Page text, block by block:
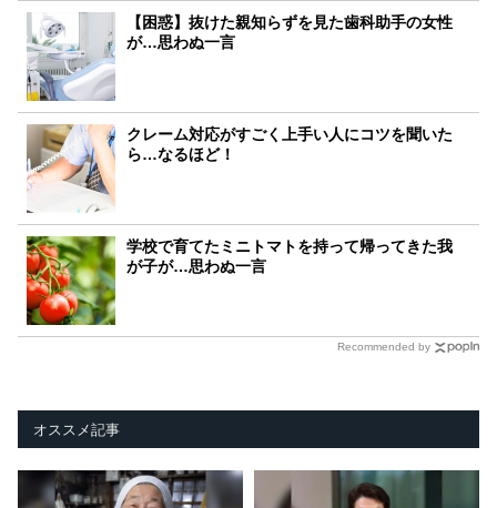
【困惑】抜けた親知らずを見た歯科助手の女性
が…思わぬ一言
クレーム対応がすごく上手い人にコツを聞いた
ら…なるほど！
学校で育てたミニトマトを持って帰ってきた我
が子が…思わぬ一言
Recommended by
オススメ記事